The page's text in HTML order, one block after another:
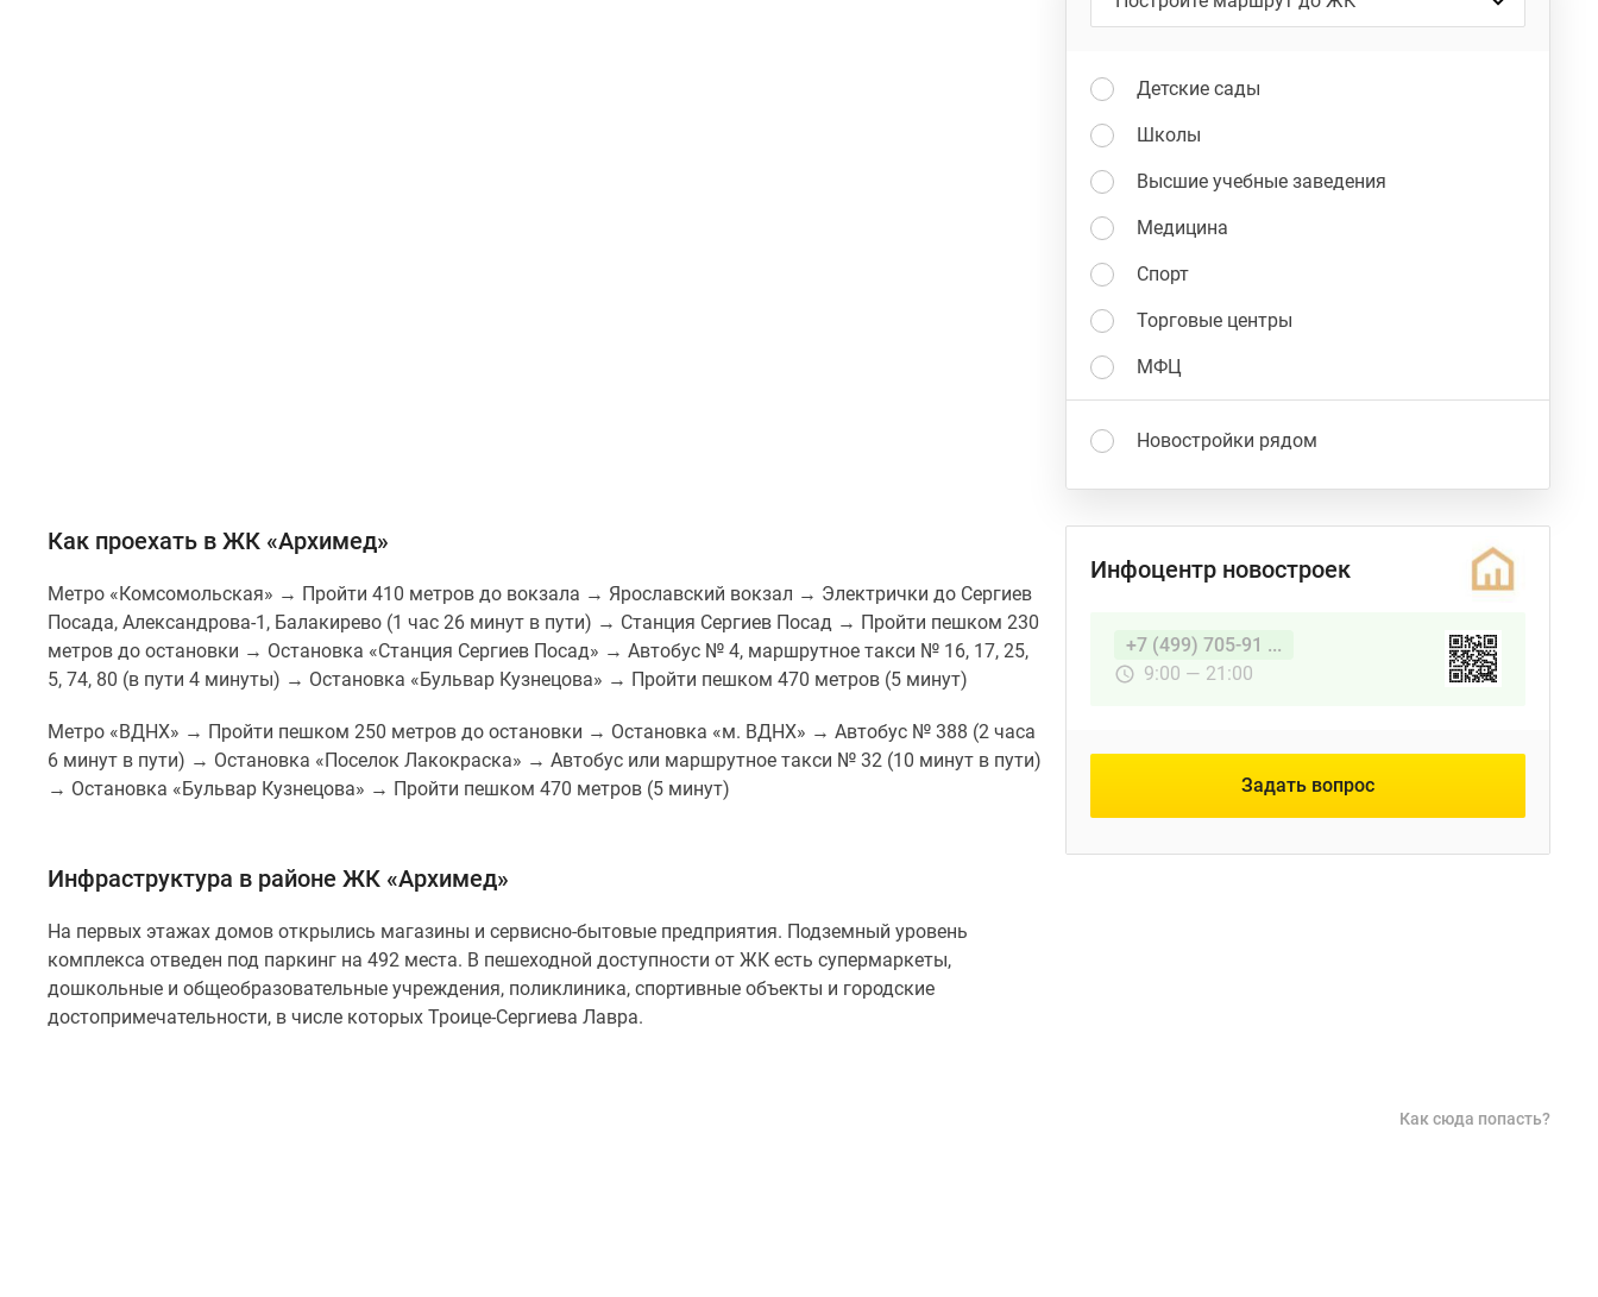
Детские сады
Школы
Высшие учебные заведения
Медицина
Спорт
Торговые центры
МФЦ
Новостройки рядом
Как проехать в ЖК «Архимед»
Метро «Комсомольская» → Пройти 410 метров до вокзала → Ярославский вокзал → Электрички до Сергиев
Посада, Александрова-1, Балакирево (1 час 26 минут в пути) → Станция Сергиев Посад → Пройти пешком 230
метров до остановки → Остановка «Станция Сергиев Посад» → Автобус № 4, маршрутное такси № 16, 17, 25,
5, 74, 80 (в пути 4 минуты) → Остановка «Бульвар Кузнецова» → Пройти пешком 470 метров (5 минут)
Метро «ВДНХ» → Пройти пешком 250 метров до остановки → Остановка «м. ВДНХ» → Автобус № 388 (2 часа
6 минут в пути) → Остановка «Поселок Лакокраска» → Автобус или маршрутное такси № 32 (10 минут в пути)
→ Остановка «Бульвар Кузнецова» → Пройти пешком 470 метров (5 минут)
Инфраструктура в районе ЖК «Архимед»
На первых этажах домов открылись магазины и сервисно-бытовые предприятия. Подземный уровень
комплекса отведен под паркинг на 492 места. В пешеходной доступности от ЖК есть супермаркеты,
дошкольные и общеобразовательные учреждения, поликлиника, спортивные объекты и городские
достопримечательности, в числе которых Троице-Сергиева Лавра.
Инфоцентр новостроек
+7 (499) 705-91 ...
9:00 — 21:00
Задать вопрос
Как сюда попасть?